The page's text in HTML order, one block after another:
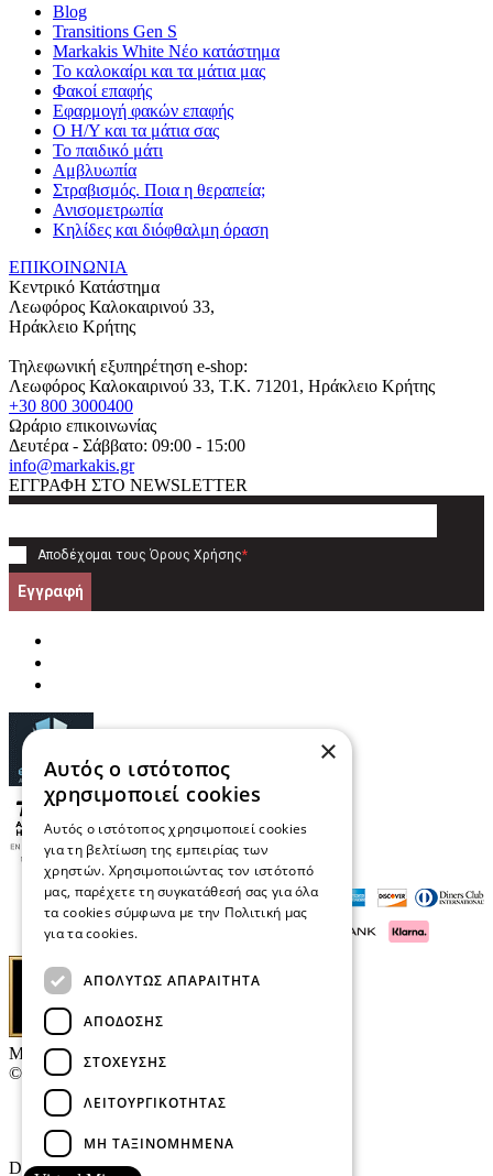
Blog
Transitions Gen S
Markakis White Νέο κατάστημα
Το καλοκαίρι και τα μάτια μας
Φακοί επαφής
Εφαρμογή φακών επαφής
Ο Η/Υ και τα μάτια σας
Το παιδικό μάτι
Αμβλυωπία
Στραβισμός. Ποια η θεραπεία;
Ανισομετρωπία
Κηλίδες και διόφθαλμη όραση
ΕΠΙΚΟΙΝΩΝΙΑ
Κεντρικό Κατάστημα
Λεωφόρος Καλοκαιρινού 33,
Ηράκλειο Κρήτης
Τηλεφωνική εξυπηρέτηση e-shop:
Λεωφόρος Καλοκαιρινού 33, T.K. 71201 , Ηράκλειο Κρήτης
+30 800 3000400
Ωράριο επικοινωνίας
Δευτέρα - Σάββατο: 09:00 - 15:00
info@markakis.gr
ΕΓΓΡΑΦΗ ΣΤΟ NEWSLETTER
Αποδέχομαι τους Όρους Χρήσης*
Εγγραφή
Μαρκάκης Οπτικά
© 2026
Επικοινωνία
E-Volution Awards
Designed & developed by
×
Αυτός ο ιστότοπος
χρησιμοποιεί cookies
Αυτός ο ιστότοπος χρησιμοποιεί cookies
για τη βελτίωση της εμπειρίας των
χρηστών. Χρησιμοποιώντας τον ιστότοπό
μας, παρέχετε τη συγκατάθεσή σας για όλα
τα cookies σύμφωνα με την Πολιτική μας
για τα cookies.
ΑΠΟΛΎΤΩΣ ΑΠΑΡΑΊΤΗΤΑ
ΑΠΌΔΟΣΗΣ
ΣΤΌΧΕΥΣΗΣ
ΛΕΙΤΟΥΡΓΙΚΌΤΗΤΑΣ
ΜΗ ΤΑΞΙΝΟΜΗΜΈΝΑ